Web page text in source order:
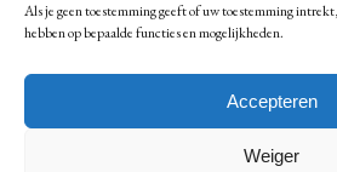
Als je geen toestemming geeft of uw toestemming
hebben op bepaalde functies en mogelijkheden.
Accepteren
Weiger